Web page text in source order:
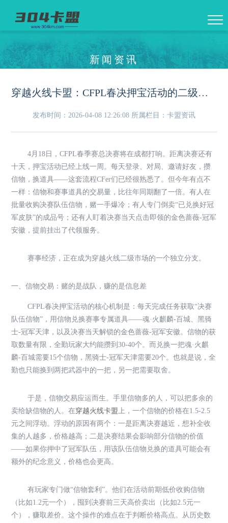
新闻资讯
穿越火线卡盟：CFPL春决押宝活动的二级市场，信物和赛事道具正在被重新定价
发布时间：2026-04-08 12:26:08 所属栏目：卡盟资讯
4月18日，CFPL春季赛总决赛将在成都打响。距离决赛还有
十天，押宝活动已经上线一周。每天登录、对局、邀请好友，攒
信物，换道具——这套流程CFer们已经很熟悉了。但今年有点不
一样：信物和赛事道具的交易量，比往年同期翻了一倍。有人在
批量收购决赛队伍信物，赌一手爆冷；有人专门倒卖“已兑换好冠
军皮肤”的成品号；还有人盯着决赛当天点击即领的金色蔷薇-冠军
安徽，提前挂出了代领服务。
赛事经济，正在成为穿越火线二级市场的一个独立分支。
一、信物交易：赌的是战队，赚的是信息差
CFPL春决押宝活动的核心机制是：每天完成任务获取“决赛
队伍信物”，用信物兑换赛事专属道具——魂·火麒麟-百城、黑骑
士-冠军天津，以及决赛当天解锁的金色蔷薇-冠军安徽。信物的获
取数量有限，全勤玩家大约能攒到30-40个。而兑换一把魂·火麒
麟-百城需要15个信物，黑骑士-冠军天津需要20个。也就是说，全
勤也只能换到两把武器中的一把，另一把需要取舍。
于是，信物交易应运而生。手里信物多的人，可以把多余的
卖给缺信物的人。在穿越火线卡盟上，一个信物的价格在1.5-2.5
元之间浮动。浮动的原因有两个：一是距离决赛越近，想补全收
集的人越多，价格越高；二是决赛结果会影响部分信物的价值
——如果你押中了冠军队伍，用该队伍信物兑换的道具可能会有
额外的纪念意义，价格也会更高。
有玩家专门做“信物套利”。他们在活动前期低价收购信物
（比如1.2元一个），囤到决赛前三天高价卖出（比如2.5元一
个），赚取差价。这个操作的难点在于判断价格高点。从历史数